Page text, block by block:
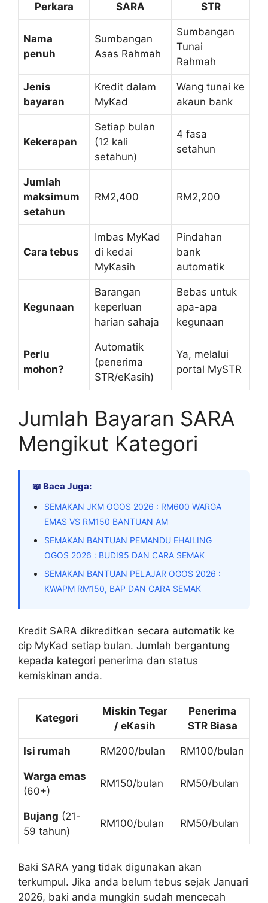
Perkara SARA STR
Nama
penuh
Sumbangan
Asas Rahmah
Sumbangan
Tunai
Rahmah
Jenis
bayaran
Kredit dalam
MyKad
Wang tunai ke
akaun bank
Kekerapan
Setiap bulan
(12 kali
setahun)
4 fasa
setahun
Jumlah
maksimum
setahun
RM2,400 RM2,200
Cara tebus
Imbas MyKad
di kedai
MyKasih
Pindahan
bank
automatik
Kegunaan
Barangan
keperluan
harian sahaja
Bebas untuk
apa-apa
kegunaan
Perlu
mohon?
Automatik
(penerima
STR/eKasih)
Ya, melalui
portal MySTR
Jumlah Bayaran SARA
Mengikut Kategori
📖 Baca Juga:
SEMAKAN JKM OGOS 2026 : RM600 WARGA
EMAS VS RM150 BANTUAN AM
SEMAKAN BANTUAN PEMANDU EHAILING
OGOS 2026 : BUDI95 DAN CARA SEMAK
SEMAKAN BANTUAN PELAJAR OGOS 2026 :
KWAPM RM150, BAP DAN CARA SEMAK
Kredit SARA dikreditkan secara automatik ke
cip MyKad setiap bulan. Jumlah bergantung
kepada kategori penerima dan status
kemiskinan anda.
Kategori
Miskin Tegar
/ eKasih
Penerima
STR Biasa
Isi rumah RM200/bulan RM100/bulan
Warga emas
(60+)
RM150/bulan RM50/bulan
Bujang (21-
59 tahun)
RM100/bulan RM50/bulan
Baki SARA yang tidak digunakan akan
terkumpul. Jika anda belum tebus sejak Januari
2026, baki anda mungkin sudah mencecah